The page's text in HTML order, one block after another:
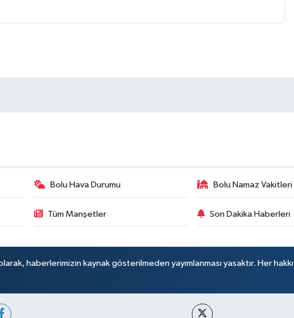
Bolu Hava Durumu Bolu Namaz Vakitleri
Tüm Manşetler Son Dakika Haberleri
haberlerimizin kaynak gösterilmeden yayımlanması yasaktır. Her hakkı